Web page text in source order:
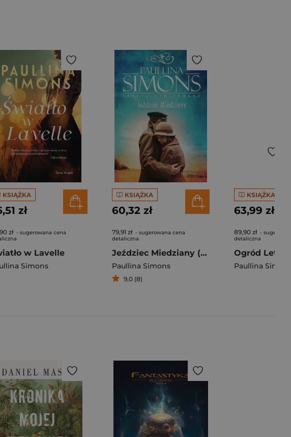
KSIĄŻKA
zł
zł - sugerowana cena
w Lavelle
Simons
KSIĄŻKA
60,32 zł
79,91 zł - sugerowana cena
detaliczna
Jeździec Miedziany (edycja limitowana)
Paullina Simons
9,0 (8)
KSIĄŻKA
63,99 zł
89,90 zł -
detaliczna
Ogród Letni
Paullina